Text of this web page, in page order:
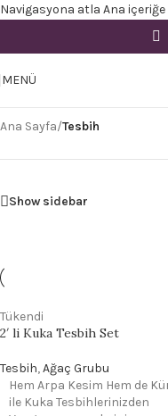
Navigasyona atla Ana
MENÜ
Ana Sayfa/Tesbih
Show sidebar
Tükendi
2′ li Kuka Tesbih Set
Tesbih,Ağaç Grubu
Hem Arpa Kesim Hem de
ile Kuka Tesbihlerinizden